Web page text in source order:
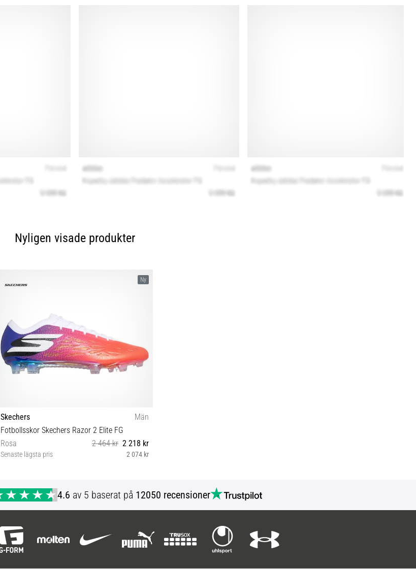
Nyligen visade produkter
Ny
Skechers
Män
Fotbollsskor Skechers Razor 2 Elite FG
Rosa
2 464 kr 2 218 kr
Senaste lägsta pris 2 074 kr
47 47½
4.6 av 5 baserat på 12050 recensioner